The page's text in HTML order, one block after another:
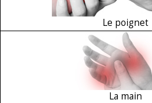
Le poignet
La main